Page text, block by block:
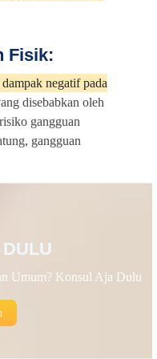
Fisik:
negatif pada
disebabkan oleh
gangguan
gangguan
Umum? Konsul Aja Dulu